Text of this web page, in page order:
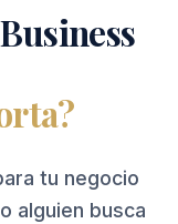
tu negocio
alguien busca